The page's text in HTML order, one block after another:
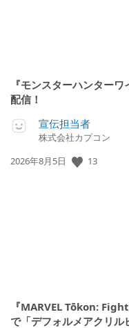
『モンスターハンター
配信！
宣伝担当者
株式会社カプコン
公
2026年8月5日 13
『MARVEL Tōkon:
で「デフォルメアクリル